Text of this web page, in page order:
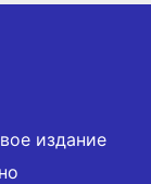
издание